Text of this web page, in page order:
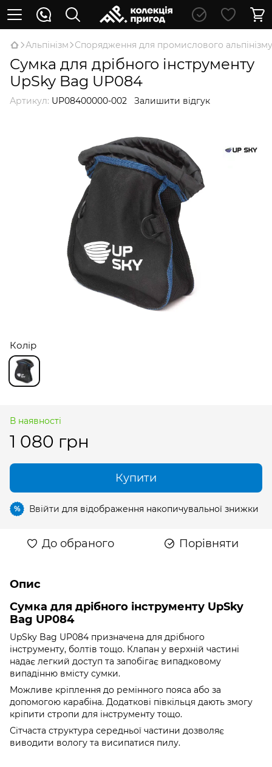
Альпінізм Спорядження для промислового альпінізму
Сумка для дрібного інструменту
UpSky Bag UP084
Артикул: UP08400000-002 Залишити відгук
Колір
В наявності
1 080 грн
Купити
% Ввійти для відображення накопичувальної знижки
До обраного Порівняти
Опис
Сумка для дрібного інструменту UpSky
Bag UP084
UpSky Bag UP084 призначена для дрібного
інструменту, болтів тощо. Клапан у верхній частині
надає легкий доступ та запобігає випадковому
випадінню вмісту сумки.
Можливе кріплення до ремінного пояса або за
допомогою карабіна. Додаткові півкільця дають змогу
кріпити стропи для інструменту тощо.
Сітчаста структура середньої частини дозволяє
виводити вологу та висипатися пилу.